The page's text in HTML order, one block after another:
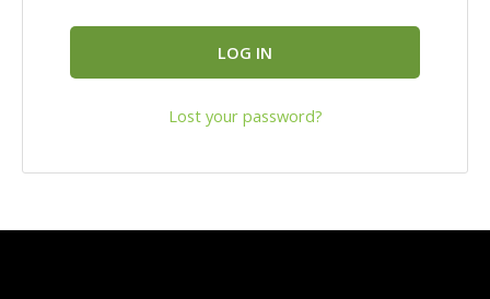
LOG IN
Lost your password?